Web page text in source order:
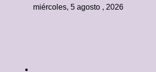
miércoles, 5 agosto , 2026